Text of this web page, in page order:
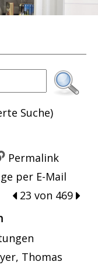
Suche)
Permalink
per E-Mail
zum
23 von 469
diesem
Thomas